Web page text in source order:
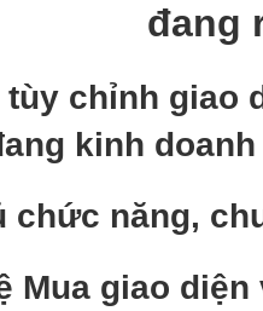
Sản phẩm mẫu 3
400,000
₫
NEW
Sản phẩm mẫu 6
400,000₫
đang
tùy chỉnh giao
kinh doanh
chức năng,
Mua giao